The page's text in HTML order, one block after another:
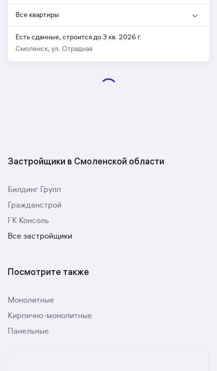
Все квартиры
Есть сданные, строится до 3 кв. 2026 г.
Смоленск, ул. Отрадная
Застройщики в Смоленской области
Билдинг Групп
Гражданстрой
ГК Консоль
Все застройщики
Посмотрите также
Монолитные
Кирпично-монолитные
Панельные